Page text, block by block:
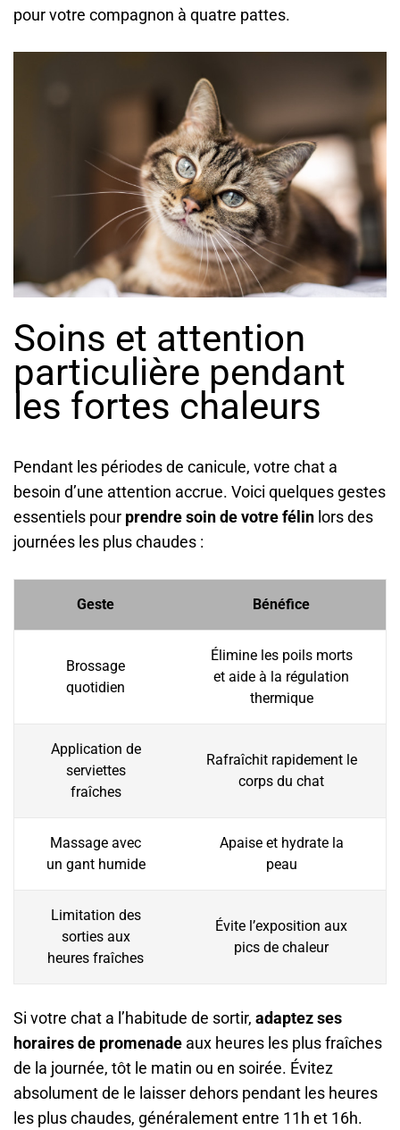
pour votre compagnon à quatre pattes.
Soins et attention
particulière pendant
les fortes chaleurs
Pendant les périodes de canicule, votre chat a
besoin d’une attention accrue. Voici quelques gestes
essentiels pour prendre soin de votre félin lors des
journées les plus chaudes :
Geste Bénéfice
Brossage
quotidien
Élimine les poils morts
et aide à la régulation
thermique
Application de
serviettes
fraîches
Rafraîchit rapidement le
corps du chat
Massage avec
un gant humide
Apaise et hydrate la
peau
Limitation des
sorties aux
heures fraîches
Évite l’exposition aux
pics de chaleur
Si votre chat a l’habitude de sortir, adaptez ses
horaires de promenade aux heures les plus fraîches
de la journée, tôt le matin ou en soirée. Évitez
absolument de le laisser dehors pendant les heures
les plus chaudes, généralement entre 11h et 16h.